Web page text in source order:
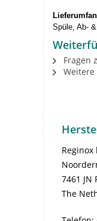
Spüle, Ab-
Fragen
Weitere
Reginox
7461 JN
The